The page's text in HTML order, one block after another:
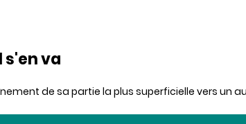
s'en va
de sa partie la plus superficielle vers un